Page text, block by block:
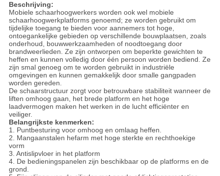
Beschrijving:
Mobiele schaarhoogwerkers worden ook wel mobiele
schaarhoogwerkplatforms genoemd; ze worden gebruikt om
tijdelijke toegang te bieden voor aannemers tot hoge,
ontoegankelijke gebieden op verschillende bouwplaatsen, zoals
onderhoud, bouwwerkzaamheden of noodtoegang door
brandweerlieden. Ze zijn ontworpen om beperkte gewichten te
heffen en kunnen volledig door één persoon worden bediend. Ze
zijn smal genoeg om te worden gebruikt in industriële
omgevingen en kunnen gemakkelijk door smalle gangpaden
worden gereden.
De schaarstructuur zorgt voor betrouwbare stabiliteit wanneer de
liften omhoog gaan, het brede platform en het hoge
laadvermogen maken het werken in de lucht efficiënter en
veiliger.
Belangrijkste kenmerken:
1. Puntbesturing voor omhoog en omlaag heffen.
2. Mangaanstalen hefarm met hoge sterkte en rechthoekige
vorm
3. Antislipvloer in het platform
4. De bedieningspanelen zijn beschikbaar op de platforms en de
grond.